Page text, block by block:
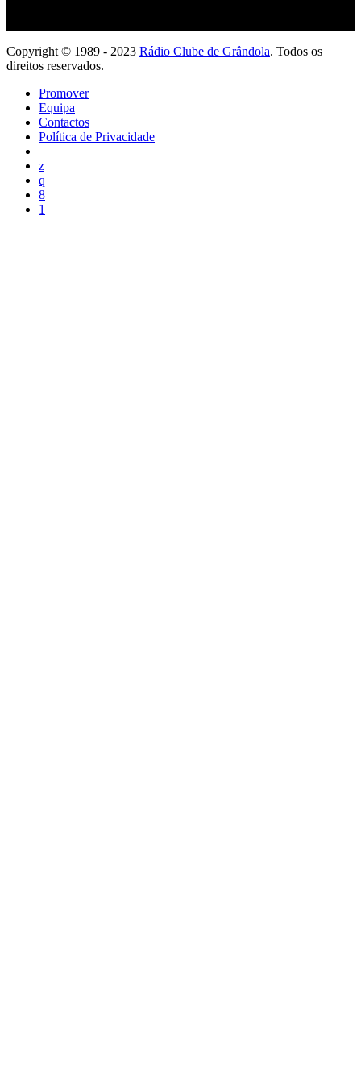
Copyright © 1989 - 2023 Rádio Clube de Grândola. Todos os
direitos reservados.
Promover
Equipa
Contactos
Política de Privacidade